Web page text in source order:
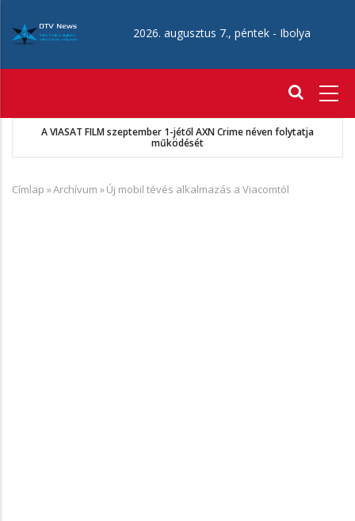
tartalomra
2026. augusztus 7., péntek - Ibolya
A VIASAT FILM szeptember 1-jétől AXN Crime néven folytatja
működését
Morzsa
Címlap »Archívum »Új mobil tévés alkalmazás a Viacomtól